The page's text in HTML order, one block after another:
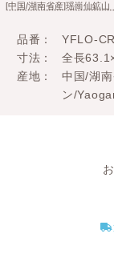
[中国/湖南省産]瑶崗仙鉱山
品番
YFLO-
寸法
全長
産地
中国/湖
ン/